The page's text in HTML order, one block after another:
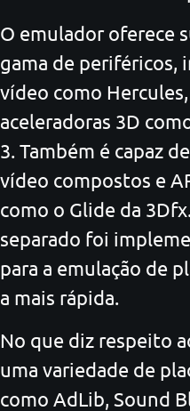
O emulador oferece
gama de periféricos,
vídeo como Hercules,
aceleradoras 3D
3. Também é capaz
vídeo compostos e
como o Glide da
separado foi
para a emulação de
a mais rápida.
No que diz respeito
uma variedade de
como AdLib, Sound